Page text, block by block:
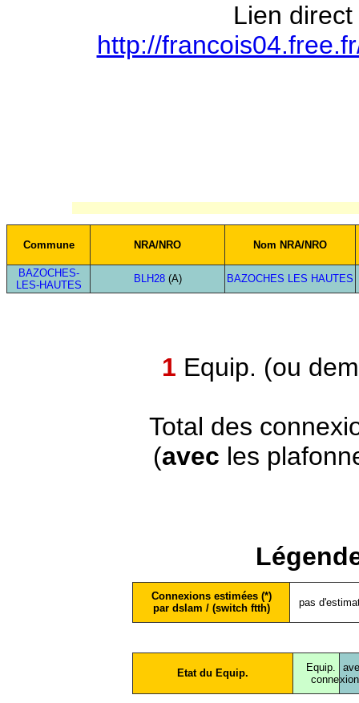
Lien
http://
Commune NRA/NRO Nom NRA/NRO
BAZOCHES-
LES-HAUTES
BLH28(A) BAZOCHES LES HAUTES
1 Equip. (ou
Total des
(avec les
Connexions estimées (*)
par dslam / (switch ftth)
pas
Etat du Equip.
Equip.
conne